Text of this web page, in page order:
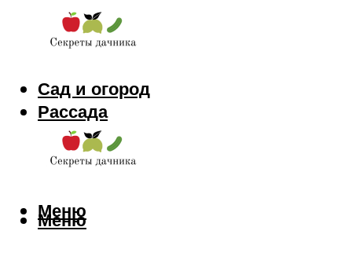
Сад и огород
Рассада
Цветы
Заготовки
Меню
Меню